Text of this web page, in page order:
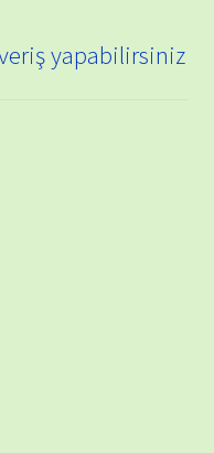
yapabilirsiniz